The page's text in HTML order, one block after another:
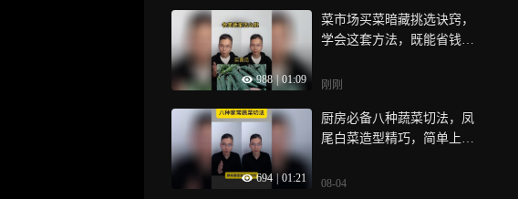
988 | 01:09
菜市场买菜暗藏挑选诀窍，
学会这套方法，既能省钱还
刚刚
694 01:21
厨房必备八种蔬菜切法，凤
尾白菜造型精巧，简单上手
08-04